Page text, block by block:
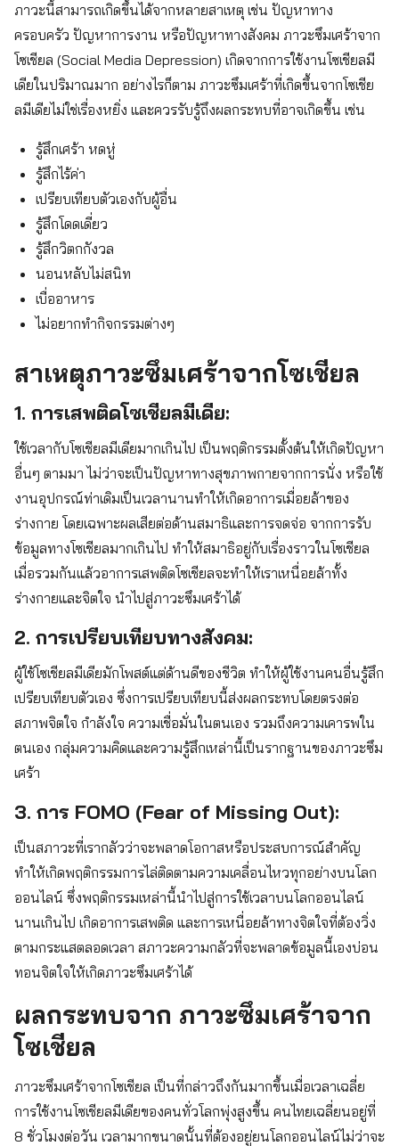
ภาวะนี้สามารถเกิดขึ้นได้จากหลายสาเหตุ เช่น ปัญหาทาง
ครอบครัว ปัญหาการงาน หรือปัญหาทางสังคม ภาวะซึมเศร้าจาก
โซเชียล (Social Media Depression) เกิดจากการใช้งานโซเชียลมี
เดียในปริมาณมาก อย่างไรก็ตาม ภาวะซึมเศร้าที่เกิดขึ้นจากโซเชีย
ลมีเดียไม่ใช่เรื่องหยิ่ง และควรรับรู้ถึงผลกระทบที่อาจเกิดขึ้น เช่น
รู้สึกเศร้า หดหู่
รู้สึกไร้ค่า
เปรียบเทียบตัวเองกับผู้อื่น
รู้สึกโดดเดี่ยว
รู้สึกวิตกกังวล
นอนหลับไม่สนิท
เบื่ออาหาร
ไม่อยากทำกิจกรรมต่างๆ
สาเหตุภาวะซึมเศร้าจากโซเชียล
1. การเสพติดโซเชียลมีเดีย:
ใช้เวลากับโซเชียลมีเดียมากเกินไป เป็นพฤติกรรมตั้งต้นให้เกิดปัญหา
อื่นๆ ตามมา ไม่ว่าจะเป็นปัญหาทางสุขภาพกายจากการนั่ง หรือใช้
งานอุปกรณ์ท่าเดิมเป็นเวลานานทำให้เกิดอาการเมื่อยล้าของ
ร่างกาย โดยเฉพาะผลเสียต่อด้านสมาธิและการจดจ่อ จากการรับ
ข้อมูลทางโซเชียลมากเกินไป ทำให้สมาธิอยู่กับเรื่องราวในโซเชียล
เมื่อรวมกันแล้วอาการเสพติดโซเชียลจะทำให้เราเหนื่อยล้าทั้ง
ร่างกายและจิตใจ นำไปสู่ภาวะซึมเศร้าได้
2. การเปรียบเทียบทางสังคม:
ผู้ใช้โซเชียลมีเดียมักโพสต์แต่ด้านดีของชีวิต ทำให้ผู้ใช้งานคนอื่นรู้สึก
เปรียบเทียบตัวเอง ซึ่งการเปรียบเทียบนี้ส่งผลกระทบโดยตรงต่อ
สภาพจิตใจ กำลังใจ ความเชื่อมั่นในตนเอง รวมถึงความเคารพใน
ตนเอง กลุ่มความคิดและความรู้สึกเหล่านี้เป็นรากฐานของภาวะซึม
เศร้า
3. การ FOMO (Fear of Missing Out):
เป็นสภาวะที่เรากลัวว่าจะพลาดโอกาสหรือประสบการณ์สำคัญ
ทำให้เกิดพฤติกรรมการไล่ติดตามความเคลื่อนไหวทุกอย่างบนโลก
ออนไลน์ ซึ่งพฤติกรรมเหล่านี้นำไปสู่การใช้เวลาบนโลกออนไลน์
นานเกินไป เกิดอาการเสพติด และการเหนื่อยล้าทางจิตใจที่ต้องวิ่ง
ตามกระแสตลอดเวลา สภาวะความกลัวที่จะพลาดข้อมูลนี้เองบ่อน
ทอนจิตใจให้เกิดภาวะซึมเศร้าได้
ผลกระทบจาก ภาวะซึมเศร้าจาก
โซเชียล
ภาวะซึมเศร้าจากโซเชียล เป็นที่กล่าวถึงกันมากขึ้นเมื่อเวลาเฉลี่ย
การใช้งานโซเชียลมีเดียของคนทั่วโลกพุ่งสูงขึ้น คนไทยเฉลี่ยนอยู่ที่
8 ชั่วโมงต่อวัน เวลามากขนาดนั้นที่ต้องอยู่ยนโลกออนไลน์ไม่ว่าจะ